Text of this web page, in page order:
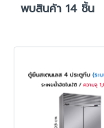
พบสินค้า 14 ชิ้น